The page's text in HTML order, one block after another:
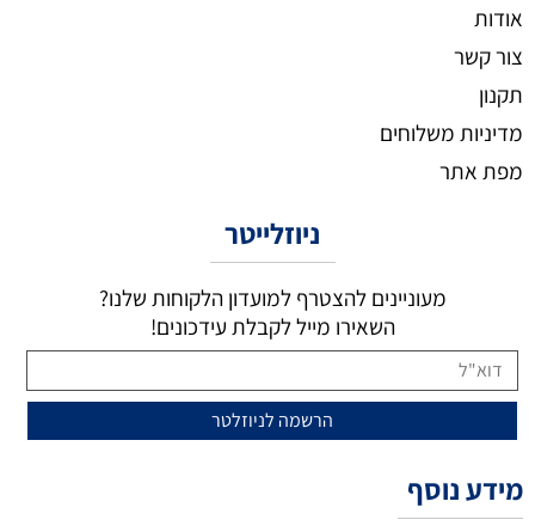
אודות
צור קשר
תקנון
מדיניות משלוחים
מפת אתר
ניוזלייטר
מעוניינים להצטרף למועדון הלקוחות שלנו?
השאירו מייל לקבלת עידכונים!
מידע נוסף